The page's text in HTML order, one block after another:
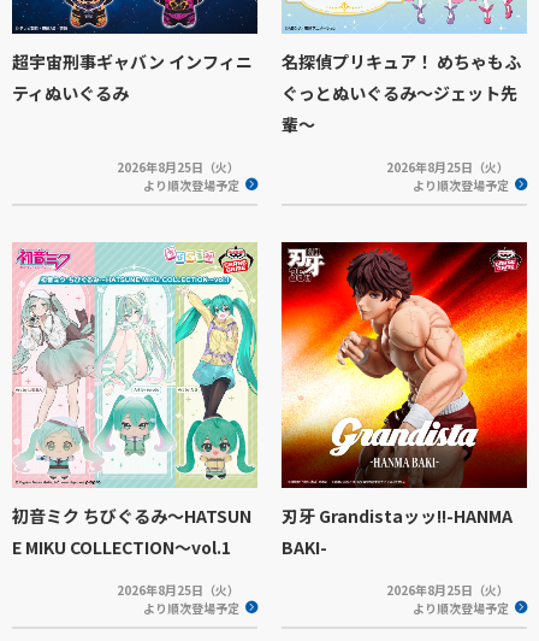
超宇宙刑事ギャバン インフィニ
ティぬいぐるみ
2026年8月25日（火）
より順次登場予定
名探偵プリキュア！ めちゃもふ
ぐっとぬいぐるみ～ジェット先
輩～
2026年8月25日（火）
より順次登場予定
初音ミク ちびぐるみ～HATSUN
E MIKU COLLECTION～vol.1
2026年8月25日（火）
より順次登場予定
刃牙 Grandistaッッ!!-HANMA
BAKI-
2026年8月25日（火）
より順次登場予定